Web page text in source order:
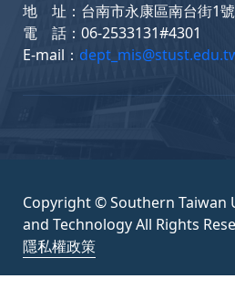
地 址：台南市永康區南台街1
電 話：06-2533131#4301
E-mail：
Copyright © Southern Taiwan
and Technology All Rights
隱私權政策